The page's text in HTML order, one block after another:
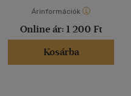
Árinformációk
Online ár: 1 200 Ft
Kosárba